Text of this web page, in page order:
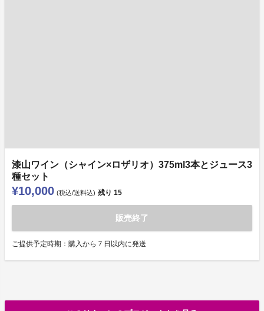
漆山ワイン（シャイン×ロザリオ）375ml3本とジュース3
種セット
¥10,000 (税込/送料込) 残り 15
販売終了
ご提供予定時期：購入から７日以内に発送